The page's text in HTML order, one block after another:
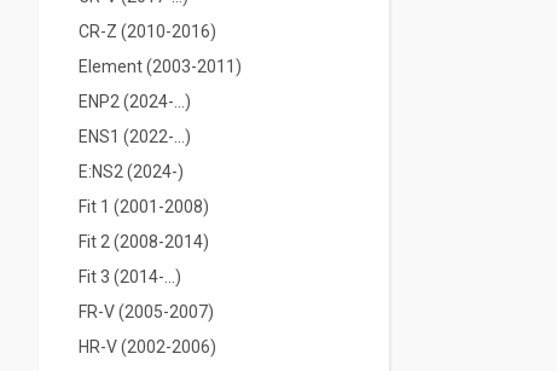
CR-Z (2010-2016)
Element (2003-2011)
ENP2 (2024-...)
ENS1 (2022-...)
E:NS2 (2024-)
Fit 1 (2001-2008)
Fit 2 (2008-2014)
Fit 3 (2014-...)
FR-V (2005-2007)
HR-V (2002-2006)